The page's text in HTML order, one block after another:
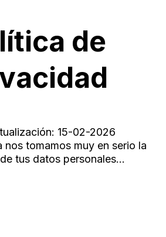
de
15-02-2026
nos tomamos muy en serio la
tus datos personales…